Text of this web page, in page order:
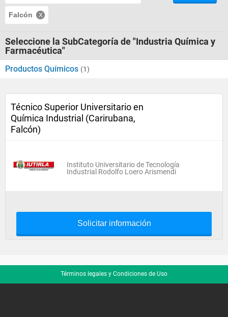
Falcón
Seleccione la SubCategoría de "Industria Química y
Farmacéutica"
Productos Químicos (1)
Técnico Superior Universitario en
Química Industrial (Carirubana,
Falcón)
Instituto Universitario de Tecnología
Industrial Rodolfo Loero Arismendi
Solicitar información
Términos legales y Condiciones de Uso